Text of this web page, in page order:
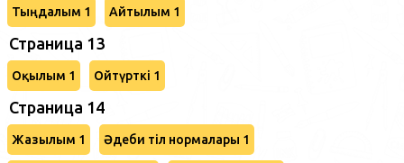
Тыңдалым 1 Айтылым 1
Страница 13
Оқылым 1 Ойтүрткі 1
Страница 14
Жазылым 1 Әдеби тіл нормалары 1